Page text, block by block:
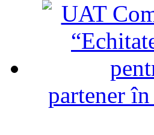
partener